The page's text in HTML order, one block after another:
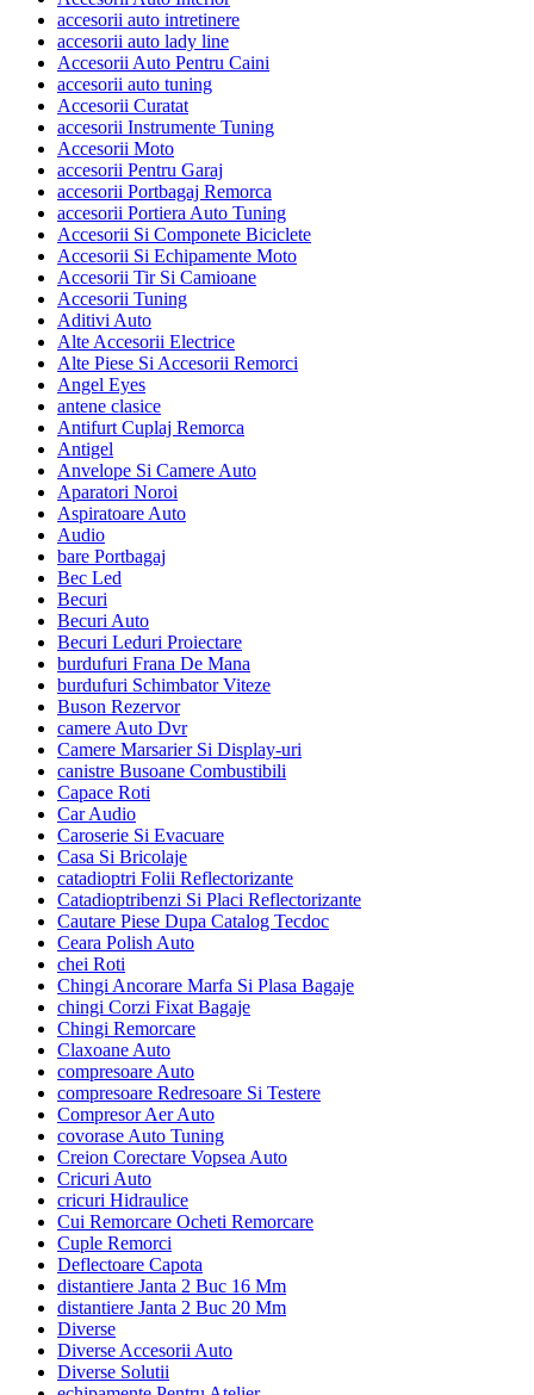
accesorii auto intretinere
accesorii auto lady line
Accesorii Auto Pentru Caini
accesorii auto tuning
Accesorii Curatat
accesorii Instrumente Tuning
Accesorii Moto
accesorii Pentru Garaj
accesorii Portbagaj Remorca
accesorii Portiera Auto Tuning
Accesorii Si Componete Biciclete
Accesorii Si Echipamente Moto
Accesorii Tir Si Camioane
Accesorii Tuning
Aditivi Auto
Alte Accesorii Electrice
Alte Piese Si Accesorii Remorci
Angel Eyes
antene clasice
Antifurt Cuplaj Remorca
Antigel
Anvelope Si Camere Auto
Aparatori Noroi
Aspiratoare Auto
Audio
bare Portbagaj
Bec Led
Becuri
Becuri Auto
Becuri Leduri Proiectare
burdufuri Frana De Mana
burdufuri Schimbator Viteze
Buson Rezervor
camere Auto Dvr
Camere Marsarier Si Display-uri
canistre Busoane Combustibili
Capace Roti
Car Audio
Caroserie Si Evacuare
Casa Si Bricolaje
catadioptri Folii Reflectorizante
Catadioptribenzi Si Placi Reflectorizante
Cautare Piese Dupa Catalog Tecdoc
Ceara Polish Auto
chei Roti
Chingi Ancorare Marfa Si Plasa Bagaje
chingi Corzi Fixat Bagaje
Chingi Remorcare
Claxoane Auto
compresoare Auto
compresoare Redresoare Si Testere
Compresor Aer Auto
covorase Auto Tuning
Creion Corectare Vopsea Auto
Cricuri Auto
cricuri Hidraulice
Cui Remorcare Ocheti Remorcare
Cuple Remorci
Deflectoare Capota
distantiere Janta 2 Buc 16 Mm
distantiere Janta 2 Buc 20 Mm
Diverse
Diverse Accesorii Auto
Diverse Solutii